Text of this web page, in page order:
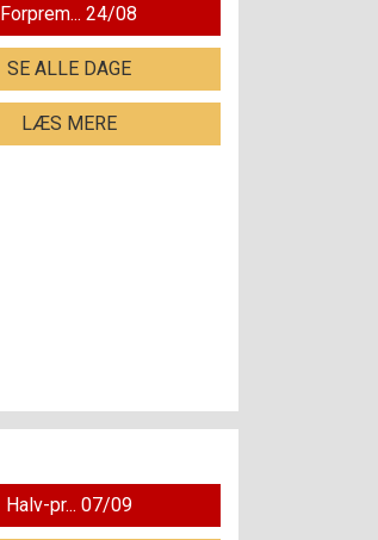
Forprem... 24/08
SE ALLE DAGE
LÆS MERE
Halv-pr... 07/09